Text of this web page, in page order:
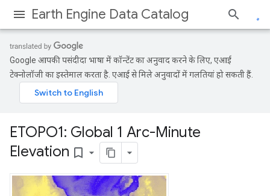
Earth Engine Data Catalog
Google आपकी पसंदीदा भाषा में कॉन्टेंट का अनुवाद करने के लिए, एआई
टेक्नोलॉजी का इस्तेमाल करता है. एआई से मिले अनुवादों में गलतियां हो सकती हैं.
ETOPO1: Global 1 Arc-Minute
Elevation bookmark_border